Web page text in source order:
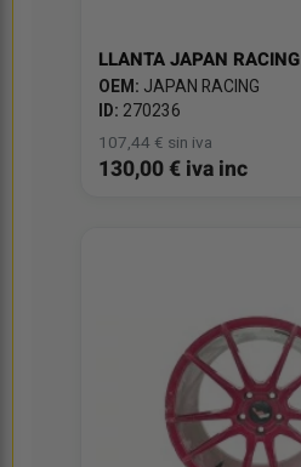
LLANTA JAPAN RACING
OEM: JAPAN RACING
ID: 270236
107,44 € sin iva
130,00 € iva inc